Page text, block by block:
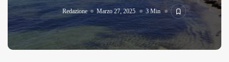
Tarantarte Al Festival De Fès...
Giugno 4, 2026 15 Min
Redazione Marzo 27, 2025 3 Min